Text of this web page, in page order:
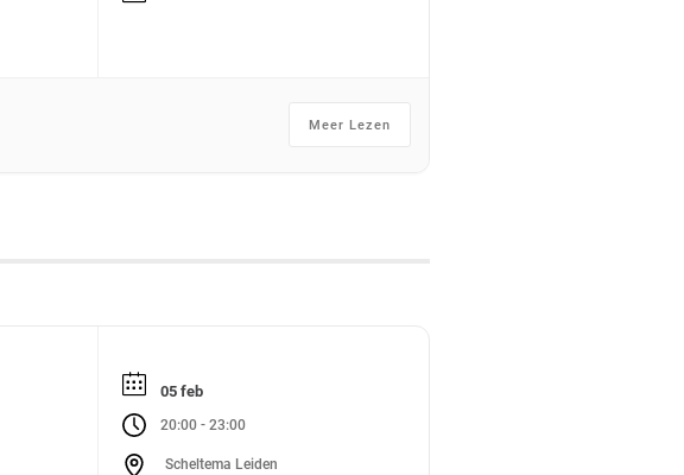
Meer Lezen
05 feb
20:00 - 23:00
Scheltema Leiden